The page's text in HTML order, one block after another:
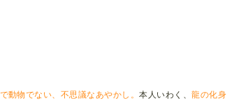
動物でない、不思議なあやかし。本人いわく、龍の化身